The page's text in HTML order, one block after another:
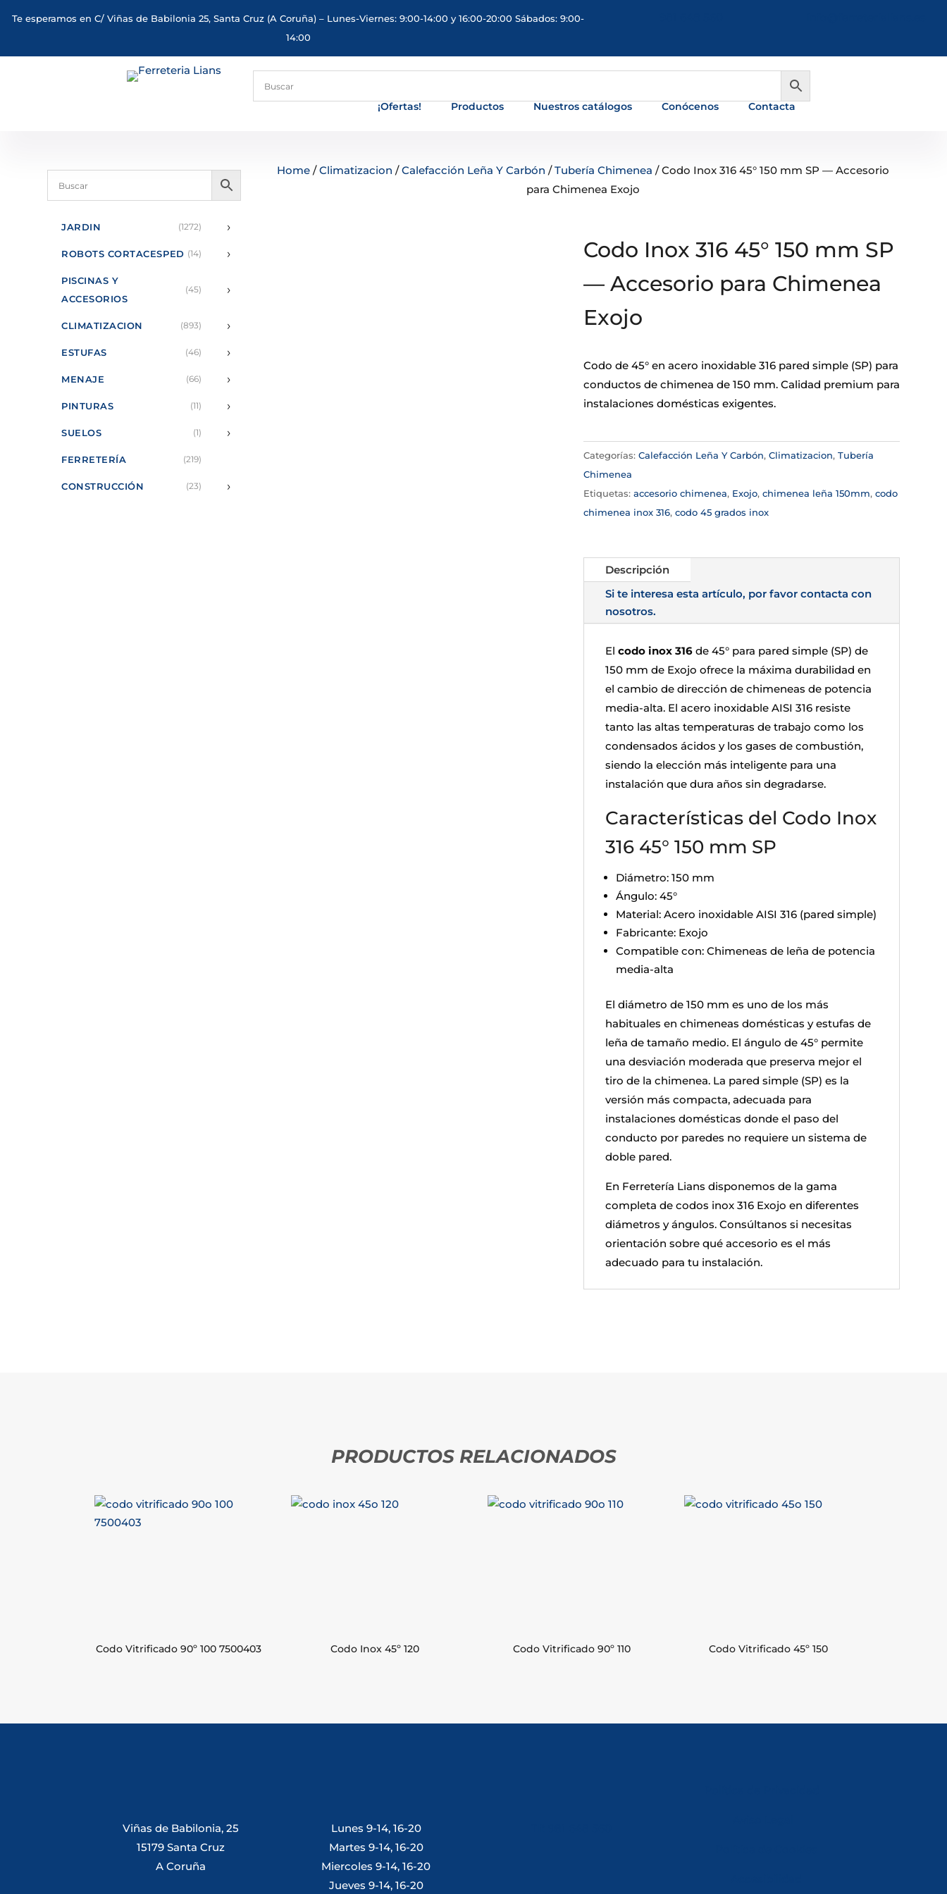
Te esperamos en C/ Viñas de Babilonia 25, Santa Cruz (A Coruña) – Lunes-Viernes: 9:00-14:00 y 16:00-20:00 Sábados: 9:00-
14:00
¡Ofertas! Productos Nuestros catálogos Conócenos Contacta
JARDIN (1272) ›
ROBOTS CORTACESPED (14) ›
PISCINAS Y
ACCESORIOS
(45) ›
CLIMATIZACION (893) ›
ESTUFAS (46) ›
MENAJE (66) ›
PINTURAS (11) ›
SUELOS (1) ›
FERRETERÍA (219)
CONSTRUCCIÓN (23) ›
Home /Climatizacion /Calefacción Leña Y Carbón /Tubería Chimenea / Codo Inox 316 45° 150 mm SP — Accesorio
para Chimenea Exojo
Codo Inox 316 45° 150 mm SP
— Accesorio para Chimenea
Exojo
Codo de 45° en acero inoxidable 316 pared simple (SP) para
conductos de chimenea de 150 mm. Calidad premium para
instalaciones domésticas exigentes.
Categorías: Calefacción Leña Y Carbón, Climatizacion, Tubería
Chimenea
Etiquetas: accesorio chimenea, Exojo, chimenea leña 150mm, codo
chimenea inox 316, codo 45 grados inox
Descripción
Si te interesa esta artículo, por favor contacta con
nosotros.
El codo inox 316de 45° para pared simple (SP) de
150 mm de Exojo ofrece la máxima durabilidad en
el cambio de dirección de chimeneas de potencia
media-alta. El acero inoxidable AISI 316 resiste
tanto las altas temperaturas de trabajo como los
condensados ácidos y los gases de combustión,
siendo la elección más inteligente para una
instalación que dura años sin degradarse.
Características del Codo Inox
316 45° 150 mm SP
Diámetro: 150 mm
Ángulo: 45°
Material: Acero inoxidable AISI 316 (pared simple)
Fabricante: Exojo
Compatible con: Chimeneas de leña de potencia
media-alta
El diámetro de 150 mm es uno de los más
habituales en chimeneas domésticas y estufas de
leña de tamaño medio. El ángulo de 45° permite
una desviación moderada que preserva mejor el
tiro de la chimenea. La pared simple (SP) es la
versión más compacta, adecuada para
instalaciones domésticas donde el paso del
conducto por paredes no requiere un sistema de
doble pared.
En Ferretería Lians disponemos de la gama
completa de codos inox 316 Exojo en diferentes
diámetros y ángulos. Consúltanos si necesitas
orientación sobre qué accesorio es el más
adecuado para tu instalación.
PRODUCTOS RELACIONADOS
Codo Vitrificado 90º 100 7500403 Codo Inox 45º 120 Codo Vitrificado 90º 110 Codo Vitrificado 45º 150
Viñas de Babilonia, 25
15179 Santa Cruz
A Coruña
Lunes 9-14, 16-20
Martes 9-14, 16-20
Miercoles 9-14, 16-20
Jueves 9-14, 16-20